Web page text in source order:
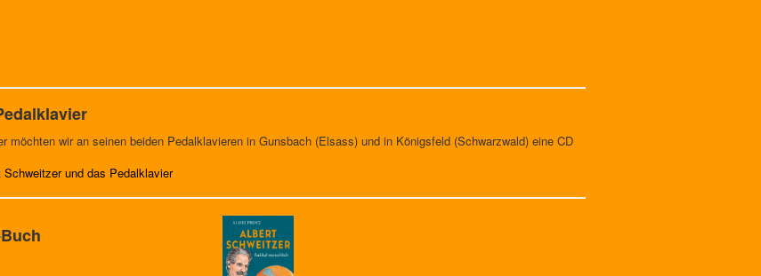
möchten wir an seinen beiden Pedalklavieren in Gunsbach (Elsass) und in Königsfeld (Schwarzwald) eine CD
Schweitzer und das Pedalklavier